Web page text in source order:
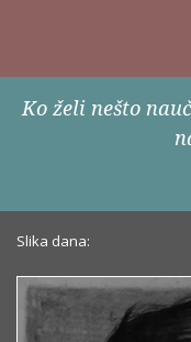
Ko želi nešto
Slika dana: